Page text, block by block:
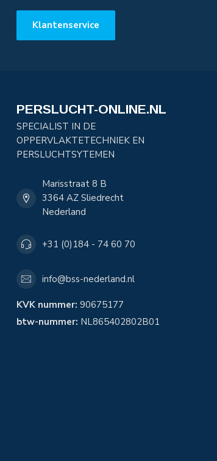
Klantenservice
PERSLUCHT-ONLINE.NL
SPECIALIST IN DE
OPPERVLAKTETECHNIEK EN
PERSLUCHTSYTEMEN
Marisstraat 8 B
3364 AZ Sliedrecht
Nederland
+31 (0)184 - 74 60 70
info@bss-nederland.nl
KVK nummer: 90675177
btw-nummer: NL865402802B01